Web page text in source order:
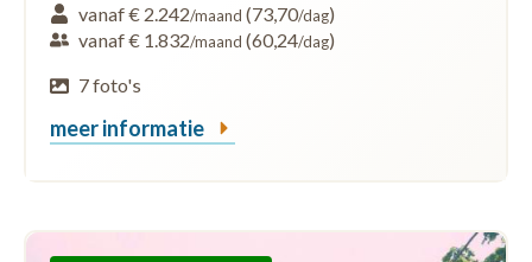
vanaf € 2.242/maand (73,70/dag)
vanaf € 1.832/maand (60,24/dag)
7 foto's
meer informatie